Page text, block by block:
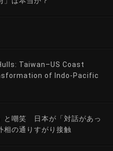
Taiwan–US Coast
of Indo-Pacific
と嘲笑 日本が「対話があっ
相の通りすがり接触